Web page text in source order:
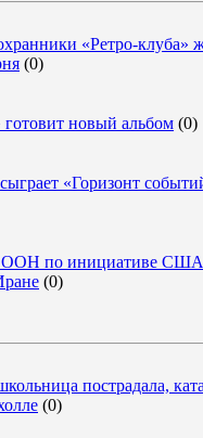
«Ретро-клуба»
(0)
новый альбом (0)
«Горизонт
ООН по инициативе США
(0)
пострадала,
(0)